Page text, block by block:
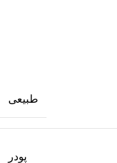
طبیعی
پودر